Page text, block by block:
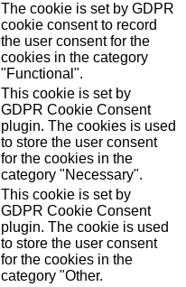
The cookie is set by GDPR
cookie consent to record
the user consent for the
cookies in the category
"Functional".
This cookie is set by
GDPR Cookie Consent
plugin. The cookies is used
to store the user consent
for the cookies in the
category "Necessary".
This cookie is set by
GDPR Cookie Consent
plugin. The cookie is used
to store the user consent
for the cookies in the
category "Other.